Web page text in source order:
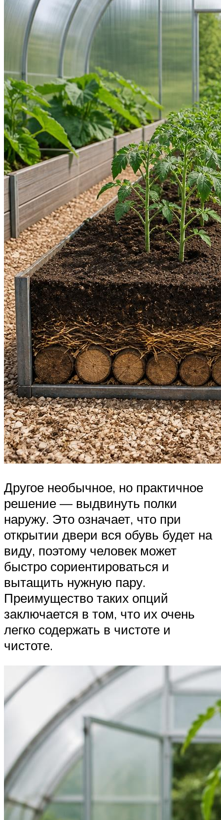
Другое необычное, но практичное
решение — выдвинуть полки
наружу. Это означает, что при
открытии двери вся обувь будет на
виду, поэтому человек может
быстро сориентироваться и
вытащить нужную пару.
Преимущество таких опций
заключается в том, что их очень
легко содержать в чистоте и
чистоте.